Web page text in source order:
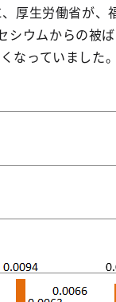
厚生労働省が
シウムからの被
なっていました。